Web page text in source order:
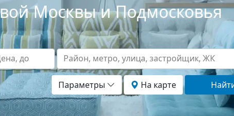
Москвы и Подмосковья
до Район, метро, улица, застройщик, ЖК
Параметры На карте